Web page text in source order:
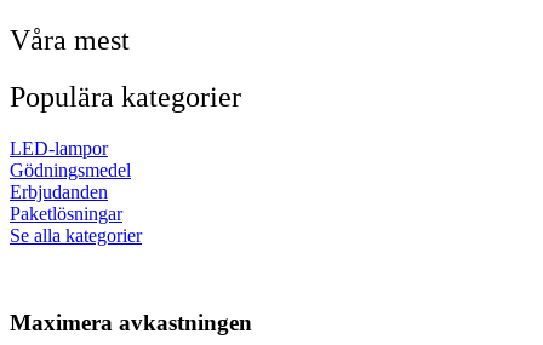
Våra mest
Populära kategorier
LED-lampor
Gödningsmedel
Erbjudanden
Paketlösningar
Se alla kategorier
Maximera avkastningen